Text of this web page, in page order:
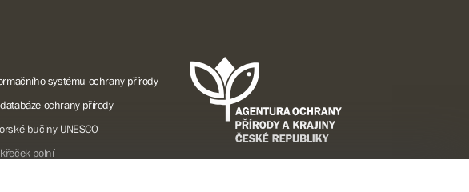
systému ochrany přírody
ochrany přírody
bučiny UNESCO
polní